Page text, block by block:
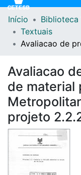
Home
Repositório
Doações/
Fale Conosco
Início
Biblioteca
Textuais
Avaliacao de
Avaliacao
de material
projeto